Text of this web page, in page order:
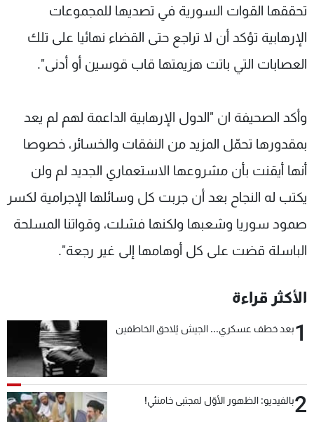
تحققها القوات السورية في تصديها للمجموعات
الإرهابية تؤكد أن لا تراجع حتى القضاء نهائيا على تلك
العصابات التي باتت هزيمتها قاب قوسين أو أدنى".
وأكد الصحيفة ان "الدول الإرهابية الداعمة لهم لم يعد
بمقدورها تحمّل المزيد من النفقات والخسائر، خصوصا
أنها أيقنت بأن مشروعها الاستعماري الجديد لم ولن
يكتب له النجاح بعد أن جربت كل وسائلها الإجرامية لكسر
صمود سوريا وشعبها ولكنها فشلت، وقواتنا المسلحة
الباسلة قضت على كل أوهامها إلى غير رجعة".‏
الأكثر قراءة
1بعد خطف عسكري... الجيش يُلاحق الخاطفين
2بالفيديو: الظهور الأوّل لمجتبى خامنئي!
الإنـتـاج
تواصل معنا
سياسة الخصوصية